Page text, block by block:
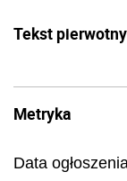
Tekst pierwotny
Metryka
Data